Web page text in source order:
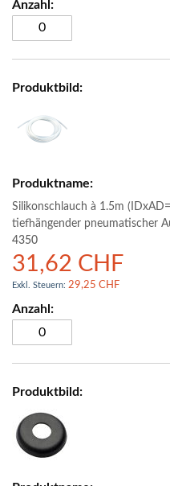
Silikonschlauch à 1.5m
tiefhängender pneumatischer
4350
31,62 CHF
29,25 CHF